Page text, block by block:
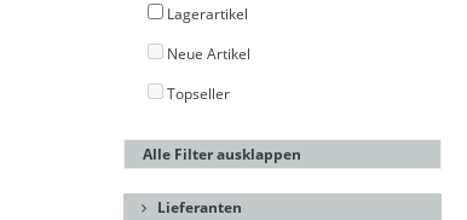
Lagerartikel
Neue Artikel
Topseller
Alle Filter ausklappen
Lieferanten